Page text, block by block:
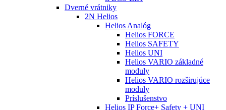
Dverné vrátniky
2N Helios
Helios Analóg
Helios FORCE
Helios SAFETY
Helios UNI
Helios VARIO základné
moduly
Helios VARIO rozširujúce
moduly
Príslušenstvo
Helios IP Force+ Safety + UNI